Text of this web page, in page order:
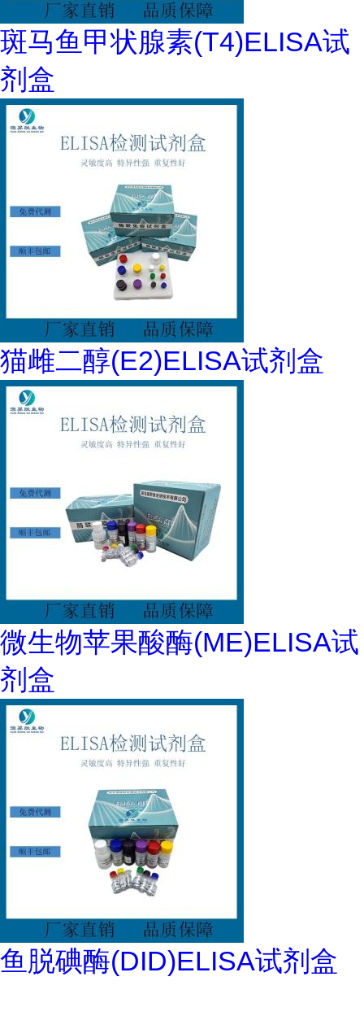
斑马鱼甲状腺素(T4)ELISA试
剂盒
猫雌二醇(E2)ELISA试剂盒
微生物苹果酸酶(ME)ELISA试
剂盒
鱼脱碘酶(DID)ELISA试剂盒